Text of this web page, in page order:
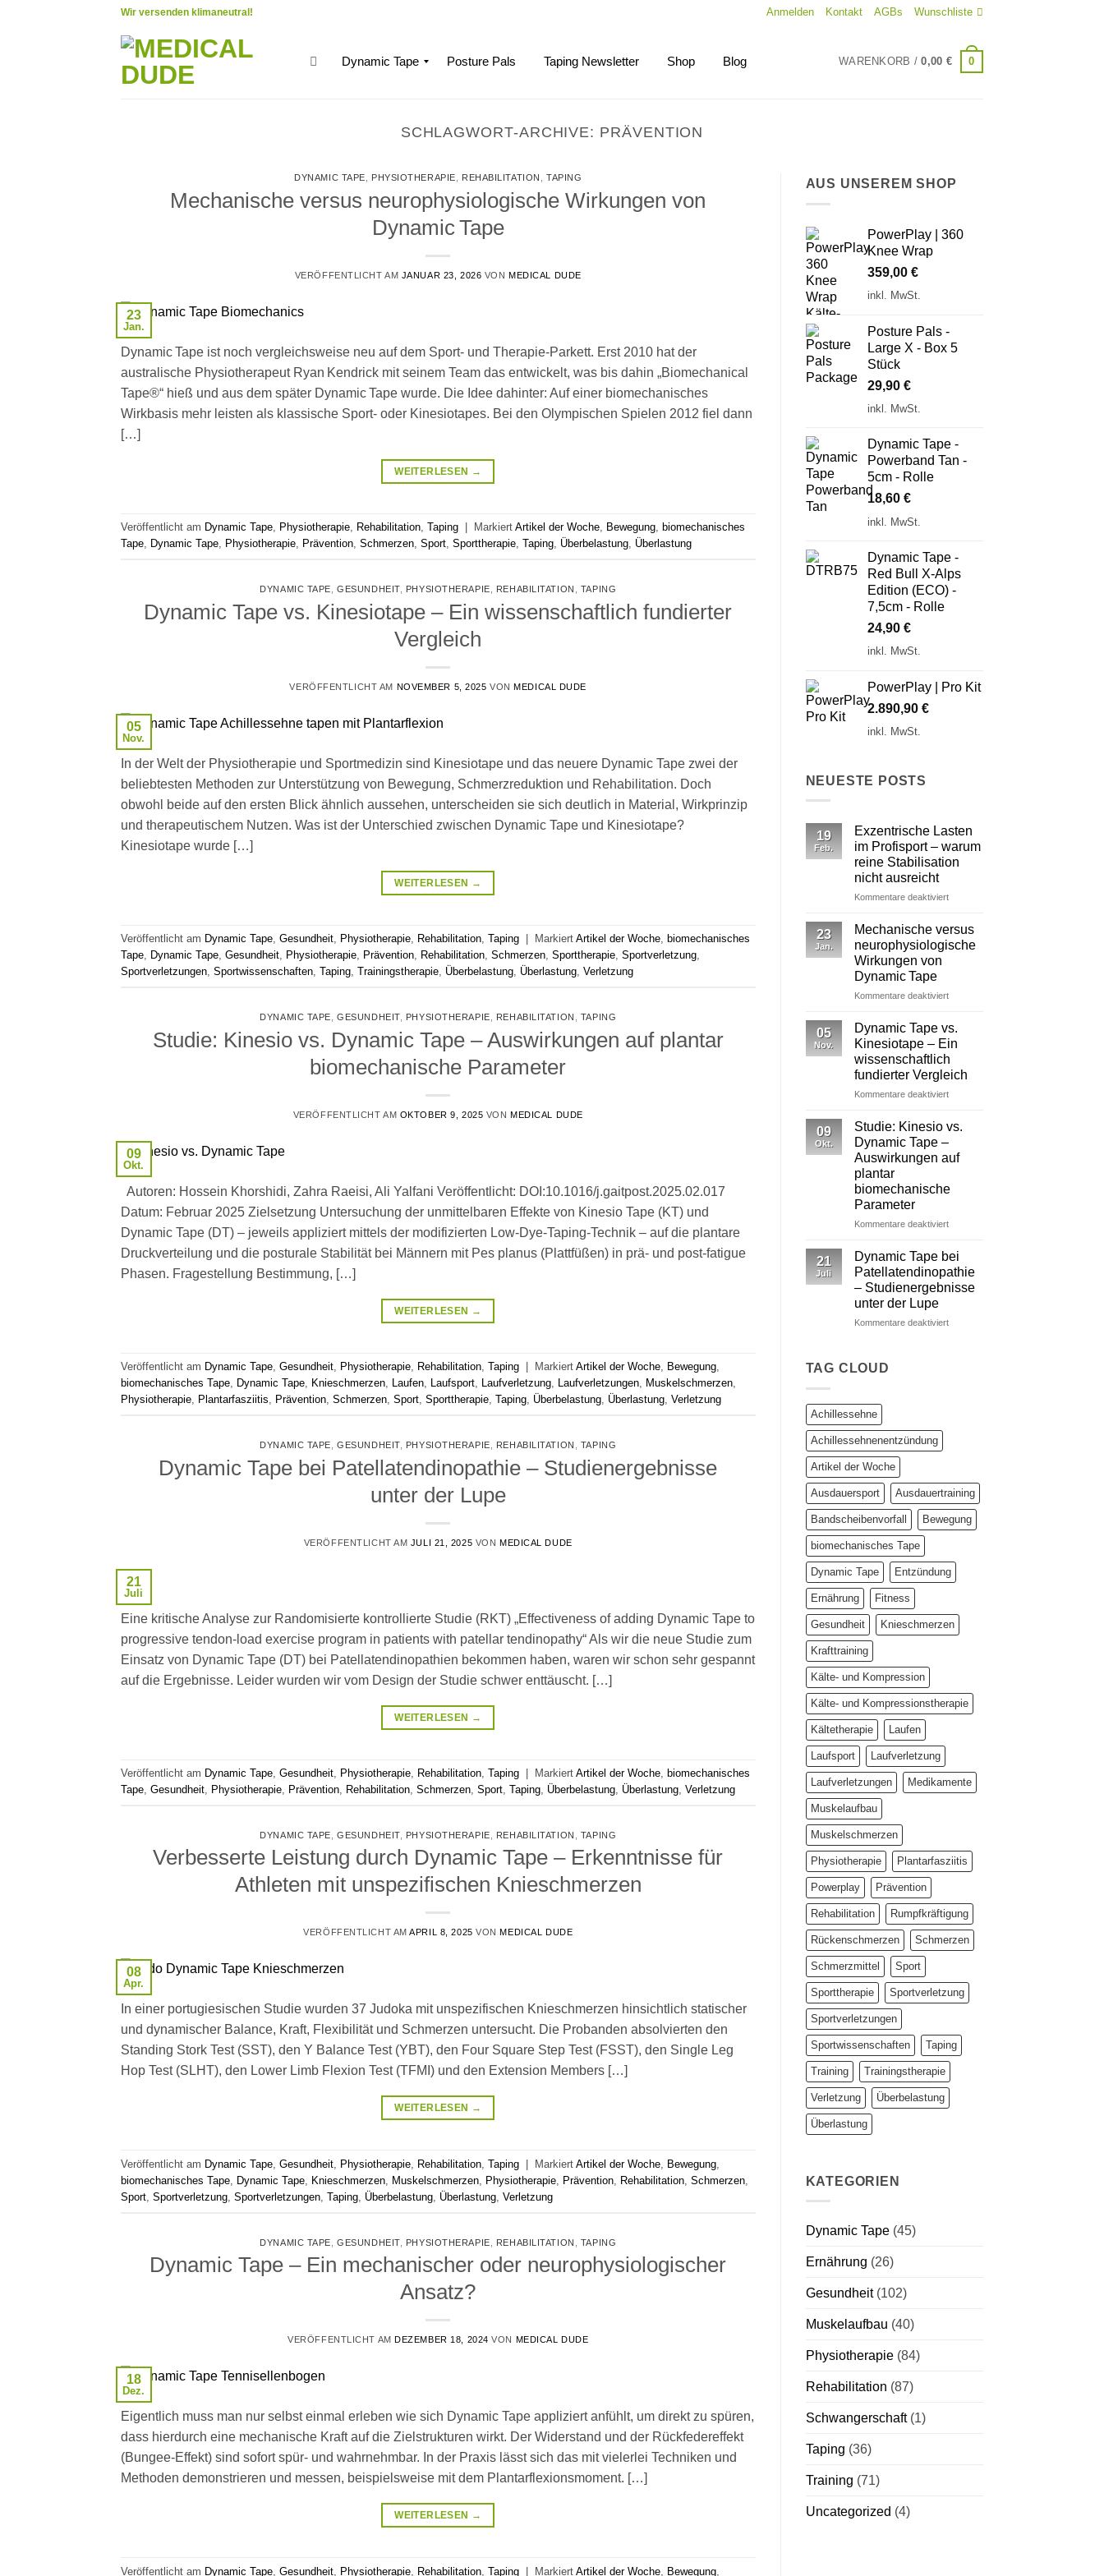
Wir versenden klimaneutral! Anmelden Kontakt AGBs Wunschliste
Dynamic Tape Posture Pals Taping Newsletter Shop Blog WARENKORB /0,00 € 0
SCHLAGWORT-ARCHIVE: PRÄVENTION
DYNAMIC TAPE PHYSIOTHERAPIE REHABILITATION TAPING
Mechanische versus neurophysiologische Wirkungen von
Dynamic Tape
VERÖFFENTLICHT AM JANUAR 23, 2026 VONMEDICAL DUDE
23
Jan.
Dynamic Tape ist noch vergleichsweise neu auf dem Sport‑ und Therapie‑Parkett. Erst 2010 hat der
australische Physiotherapeut Ryan Kendrick mit seinem Team das entwickelt, was bis dahin „Biomechanical
Tape®“ hieß und aus dem später Dynamic Tape wurde. Die Idee dahinter: Auf einer biomechanisches
Wirkbasis mehr leisten als klassische Sport‑ oder Kinesiotapes. Bei den Olympischen Spielen 2012 fiel dann
[…]
WEITERLESEN →
Veröffentlicht am Dynamic Tape, Physiotherapie, Rehabilitation, Taping Markiert Artikel der Woche, Bewegung, biomechanisches
Tape, Dynamic Tape, Physiotherapie, Prävention, Schmerzen, Sport, Sporttherapie, Taping, Überbelastung, Überlastung
DYNAMIC TAPE ,GESUNDHEIT, PHYSIOTHERAPIE REHABILITATION TAPING
Dynamic Tape vs. Kinesiotape – Ein wissenschaftlich fundierter
Vergleich
VERÖFFENTLICHT AM NOVEMBER 5, 2025 VONMEDICAL DUDE
05
Nov.
In der Welt der Physiotherapie und Sportmedizin sind Kinesiotape und das neuere Dynamic Tape zwei der
beliebtesten Methoden zur Unterstützung von Bewegung, Schmerzreduktion und Rehabilitation. Doch
obwohl beide auf den ersten Blick ähnlich aussehen, unterscheiden sie sich deutlich in Material, Wirkprinzip
und therapeutischem Nutzen. Was ist der Unterschied zwischen Dynamic Tape und Kinesiotape?
Kinesiotape wurde […]
WEITERLESEN →
Veröffentlicht am Dynamic Tape, Gesundheit, Physiotherapie, Rehabilitation, Taping Markiert Artikel der Woche, biomechanisches
Tape, Dynamic Tape, Gesundheit, Physiotherapie, Prävention, Rehabilitation, Schmerzen, Sporttherapie, Sportverletzung,
Sportverletzungen, Sportwissenschaften, Taping, Trainingstherapie, Überbelastung, Überlastung, Verletzung
DYNAMIC TAPE ,GESUNDHEIT, PHYSIOTHERAPIE REHABILITATION TAPING
Studie: Kinesio vs. Dynamic Tape – Auswirkungen auf plantar
biomechanische Parameter
VERÖFFENTLICHT AM OKTOBER 9, 2025 VONMEDICAL DUDE
09
Okt.
Autoren: Hossein Khorshidi, Zahra Raeisi, Ali Yalfani Veröffentlicht: DOI:10.1016/j.gaitpost.2025.02.017
Datum: Februar 2025 Zielsetzung Untersuchung der unmittelbaren Effekte von Kinesio Tape (KT) und
Dynamic Tape (DT) – jeweils appliziert mittels der modifizierten Low-Dye-Taping-Technik – auf die plantare
Druckverteilung und die posturale Stabilität bei Männern mit Pes planus (Plattfüßen) in prä- und post-fatigue
Phasen. Fragestellung Bestimmung, […]
WEITERLESEN →
Veröffentlicht am Dynamic Tape, Gesundheit, Physiotherapie, Rehabilitation, Taping Markiert Artikel der Woche, Bewegung,
biomechanisches Tape, Dynamic Tape, Knieschmerzen, Laufen, Laufsport, Laufverletzung, Laufverletzungen, Muskelschmerzen,
Physiotherapie, Plantarfasziitis, Prävention, Schmerzen, Sport, Sporttherapie, Taping, Überbelastung, Überlastung, Verletzung
DYNAMIC TAPE ,GESUNDHEIT, PHYSIOTHERAPIE REHABILITATION TAPING
Dynamic Tape bei Patellatendinopathie – Studienergebnisse
unter der Lupe
VERÖFFENTLICHT AM JULI 21, 2025 VON MEDICAL DUDE
21
Juli
Eine kritische Analyse zur Randomisierte kontrollierte Studie (RKT) „Effectiveness of adding Dynamic Tape to
progressive tendon-load exercise program in patients with patellar tendinopathy“ Als wir die neue Studie zum
Einsatz von Dynamic Tape (DT) bei Patellatendinopathien bekommen haben, waren wir schon sehr gespannt
auf die Ergebnisse. Leider wurden wir vom Design der Studie schwer enttäuscht. […]
WEITERLESEN →
Veröffentlicht am Dynamic Tape Gesundheit Physiotherapie Rehabilitation Taping Markiert Artikel der Woche
biomechanisches
Tape Gesundheit Physiotherapie Prävention Rehabilitation Schmerzen Sport Taping Überbelastung Überlastung Verletzung
DYNAMIC TAPE ,GESUNDHEIT, PHYSIOTHERAPIE REHABILITATION TAPING
Verbesserte Leistung durch Dynamic Tape – Erkenntnisse für
Athleten mit unspezifischen Knieschmerzen
VERÖFFENTLICHT AMAPRIL 8, 2025 VON MEDICAL DUDE
08
Apr.
In einer portugiesischen Studie wurden 37 Judoka mit unspezifischen Knieschmerzen hinsichtlich statischer
und dynamischer Balance, Kraft, Flexibilität und Schmerzen untersucht. Die Probanden absolvierten den
Standing Stork Test (SST), den Y Balance Test (YBT), den Four Square Step Test (FSST), den Single Leg
Hop Test (SLHT), den Lower Limb Flexion Test (TFMI) und den Extension Members […]
WEITERLESEN →
Veröffentlicht am Dynamic Tape Gesundheit Physiotherapie Rehabilitation Taping Markiert Artikel der Woche Bewegung
biomechanisches Tape
Dynamic Tape Knieschmerzen Muskelschmerzen Physiotherapie Prävention Rehabilitation Schmerzen
Sport Sportverletzung Sportverletzungen Taping Überbelastung Überlastung Verletzung
DYNAMIC TAPE ,GESUNDHEIT, PHYSIOTHERAPIE REHABILITATION TAPING
Dynamic Tape – Ein mechanischer oder neurophysiologischer
Ansatz?
VERÖFFENTLICHT AMDEZEMBER 18, 2024 VON MEDICAL DUDE
18
Dez.
Eigentlich muss man nur selbst einmal erleben wie sich Dynamic Tape appliziert anfühlt, um direkt zu spüren,
dass hierdurch eine mechanische Kraft auf die Zielstrukturen wirkt. Der Widerstand und der Rückfedereffekt
(Bungee-Effekt) sind sofort spür- und wahrnehmbar. In der Praxis lässt sich das mit vielerlei Techniken und
Methoden demonstrieren und messen, beispielsweise mit dem Plantarflexionsmoment. […]
WEITERLESEN →
Veröffentlicht am Dynamic Tape Gesundheit Physiotherapie Rehabilitation Taping Markiert Artikel der Woche Bewegung
AUS UNSEREM SHOP
PowerPlay | 360
Knee Wrap
359,00 €
inkl. MwSt.
Posture Pals -
Large X - Box 5
Stück
29,90 €
inkl. MwSt.
Dynamic Tape -
Powerband Tan -
5cm - Rolle
18,60 €
inkl. MwSt.
Dynamic Tape -
Red Bull X-Alps
Edition (ECO) -
7,5cm - Rolle
24,90 €
inkl. MwSt.
PowerPlay | Pro Kit
2.890,90 €
inkl. MwSt.
NEUESTE POSTS
19
Feb.
Exzentrische Lasten
im Profisport – warum
reine Stabilisation
nicht ausreicht
Kommentare deaktiviertfür
Profisport
reine
ausreicht
23
Jan.
Mechanische versus
neurophysiologische
Wirkungen von
Dynamic Tape
Kommentare deaktiviertfür
neurophysiologische
Wirkungen
von
Dynamic Tape
05
Nov.
Dynamic Tape vs.
Kinesiotape – Ein
wissenschaftlich
fundierter Vergleich
Kommentare deaktiviertfür
–
wissenschaftlich
09
Okt.
Studie: Kinesio vs.
Dynamic Tape –
Auswirkungen auf
plantar
biomechanische
Parameter
Kommentare deaktiviertfür
Kinesio
vs.
Dynamic
Tape
Auswirkungen
21
Juli
Dynamic Tape bei
Patellatendinopathie
– Studienergebnisse
unter der Lupe
Kommentare deaktiviertfür
TAG CLOUD
Achillessehne
Achillessehnenentzündung
Artikel der Woche
Ausdauersport Ausdauertraining
Bandscheibenvorfall Bewegung
biomechanisches Tape
Dynamic Tape Entzündung
Ernährung Fitness
Gesundheit Knieschmerzen
Krafttraining
Kälte- und Kompression
Kälte- und Kompressionstherapie
Kältetherapie Laufen
Laufsport Laufverletzung
Laufverletzungen Medikamente
Muskelaufbau
Muskelschmerzen
Physiotherapie Plantarfasziitis
Powerplay Prävention
Rehabilitation Rumpfkräftigung
Rückenschmerzen Schmerzen
Schmerzmittel Sport
Sporttherapie Sportverletzung
Sportverletzungen
Sportwissenschaften Taping
Training Trainingstherapie
Verletzung Überbelastung
Überlastung
KATEGORIEN
Dynamic Tape(45)
Ernährung (26)
Gesundheit(102)
Muskelaufbau (40)
Physiotherapie(84)
Rehabilitation (87)
Schwangerschaft(1)
Taping (36)
Training (71)
Uncategorized (4)